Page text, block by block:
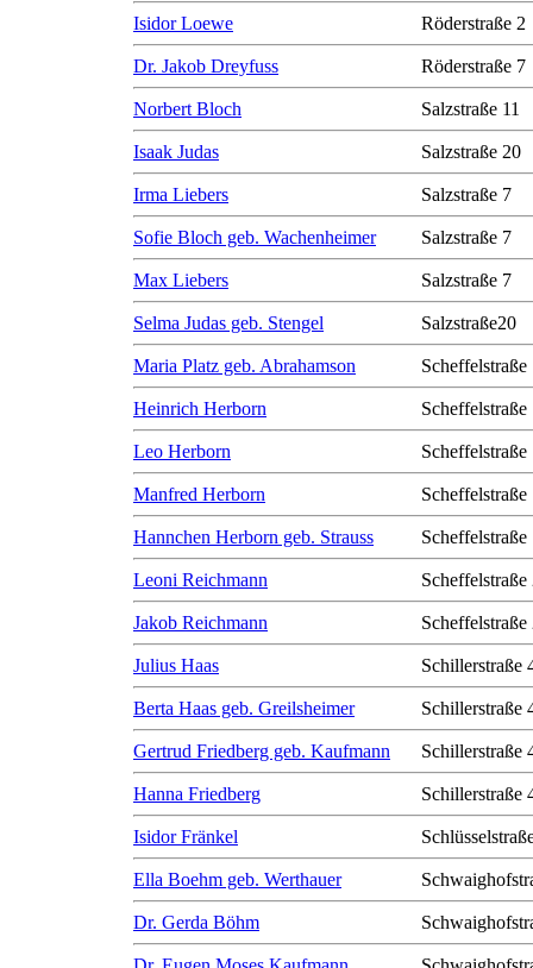
Isidor Loewe Röderstraße 2
Dr. Jakob Dreyfuss Röderstraße 7
Norbert Bloch Salzstraße 11
Isaak Judas Salzstraße 20
Irma Liebers Salzstraße 7
Sofie Bloch geb. Wachenheimer Salzstraße 7
Max Liebers Salzstraße 7
Selma Judas geb. Stengel Salzstraße20
Maria Platz geb. Abrahamson Scheffelstraße
Heinrich Herborn Scheffelstraße
Leo Herborn Scheffelstraße
Manfred Herborn Scheffelstraße
Hannchen Herborn geb. Strauss Scheffelstraße
Leoni Reichmann Scheffelstraße
Jakob Reichmann Scheffelstraße
Julius Haas Schillerstraße
Berta Haas geb. Greilsheimer Schillerstraße
Gertrud Friedberg geb. Kaufmann Schillerstraße
Hanna Friedberg Schillerstraße
Isidor Fränkel
Ella Boehm geb. Werthauer
Dr. Gerda Böhm